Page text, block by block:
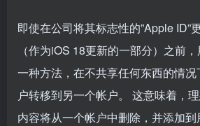
即使在公司将其标志性的”Apple ID”
（作为iOS 18更新的一部分）之前
一种方法，在不共享任何东西的情
户转移到另一个帐户。 这意味着，
内容将从一个帐户中删除，并添加